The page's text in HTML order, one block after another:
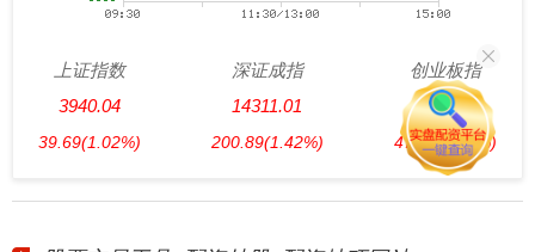
上证指数
3940.04
39.69(1.02%)
深证成指
14311.01
200.89(1.42%)
创业板指
3563.12
47.56(1.35%)